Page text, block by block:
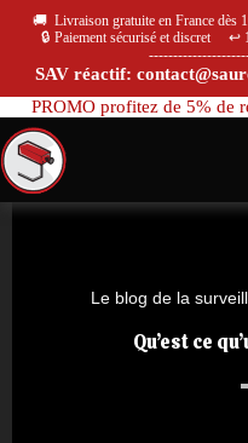
PROMO profitez de 5% de
Le blog de la
Qu’est ce
🚚 Livraison gratuite en France
🔒 Paiement sécurisé et discret ↩️
SAV réactif: